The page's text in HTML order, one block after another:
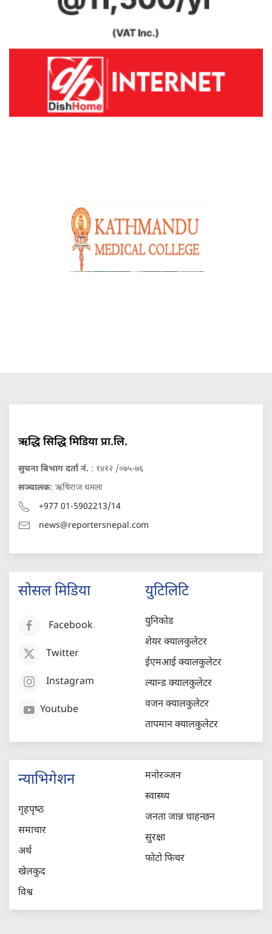
ऋद्धि सिद्धि मिडिया प्रा.लि.
सुचना बिभाग दर्ता नं. : १४१२ /०७५-७६
सञ्चालक: ऋषिराज धमला
+977 01-5902213/14
news@reportersnepal.com
सोसल मिडिया
Facebook
Twitter
Instagram
Youtube
युटिलिटि
युनिकोड
शेयर क्यालकुलेटर
ईएमआई क्यालकुलेटर
ल्यान्ड क्यालकुलेटर
वजन क्यालकुलेटर
तापमान क्यालकुलेटर
न्याभिगेशन
गृहपृष्‍ठ
समाचार
अर्थ
खेलकुद
विश्व
मनोरञ्जन
स्वास्थ्य
जनता जान्न चाहन्छन
सुरक्षा
फोटो फिचर